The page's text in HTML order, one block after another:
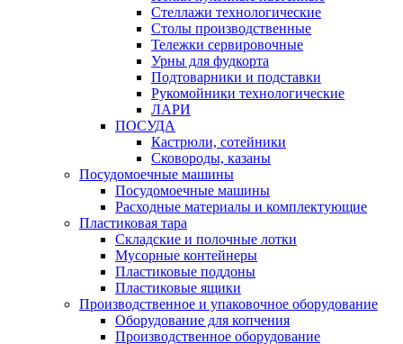
Стеллажи технологические
Столы производственные
Тележки сервировочные
Урны для фудкорта
Подтоварники и подставки
Рукомойники технологические
ЛАРИ
ПОСУДА
Кастрюли, сотейники
Сковороды, казаны
Посудомоечные машины
Посудомоечные машины
Расходные материалы и комплектующие
Пластиковая тара
Складские и полочные лотки
Мусорные контейнеры
Пластиковые поддоны
Пластиковые ящики
Производственное и упаковочное оборудование
Оборудование для копчения
Производственное оборудование